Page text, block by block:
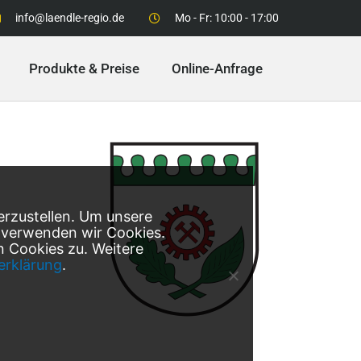
info@laendle-regio.de Mo - Fr: 10:00 - 17:00
Produkte & Preise Online-Anfrage
Um unsere
wir Cookies.
Cookies zu. Weitere
.